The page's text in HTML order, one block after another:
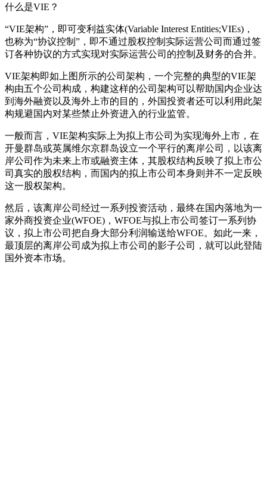
什么是VIE？
“VIE架构”，即可变利益实体(Variable Interest Entities;VIEs)，
也称为“协议控制”，即不通过股权控制实际运营公司而通过签
订各种协议的方式实现对实际运营公司的控制及财务的合并。
VIE架构即如上图所示的公司架构，一个完整的典型的VIE架
构由五个公司构成，构建这样的公司架构可以帮助国内企业达
到海外融资以及海外上市的目的，外国投资者还可以利用此架
构规避国内对某些禁止外资进入的行业监管。
一般而言，VIE架构实际上为拟上市公司为实现海外上市，在
开曼群岛或英属维尔京群岛设立一个平行的离岸公司，以该离
岸公司作为未来上市或融资主体，其股权结构反映了拟上市公
司真实的股权结构，而国内的拟上市公司本身则并不一定反映
这一股权架构。
然后，该离岸公司经过一系列投资活动，最终在国内落地为一
家外商投资企业(WFOE)，WFOE与拟上市公司签订一系列协
议，拟上市公司把自身大部分利润输送给WFOE。如此一来，
最顶层的离岸公司成为拟上市公司的影子公司，就可以此登陆
国外资本市场。